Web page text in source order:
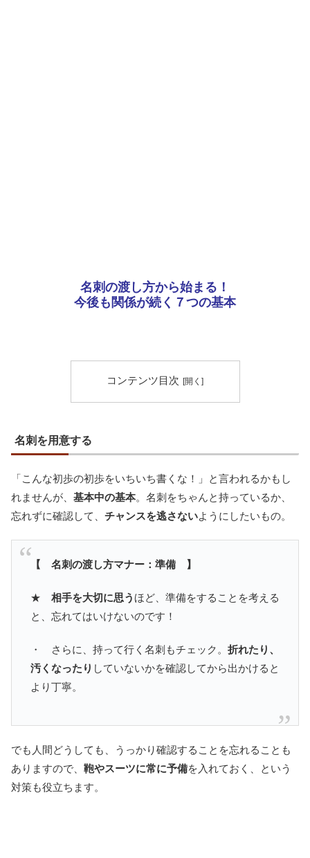
名刺の渡し方から始まる！
今後も関係が続く７つの基本
コンテンツ目次
名刺を用意する
「こんな初歩の初歩をいちいち書くな！」と言われるかもし
れませんが、 基本中の基本。名刺をちゃんと持っているか、
忘れずに確認して、 チャンスを逃さないようにしたいもの。
【 名刺の渡し方マナー：準備 】
★ 相手を大切に思うほど、準備をすることを考える
と、忘れてはいけないのです！
・ さらに、持って行く名刺もチェック。 折れたり、
汚くなったり していないかを確認してから出かけると
より丁寧。
でも人間どうしても、うっかり確認することを忘れることも
ありますので、 鞄やスーツに常に予備を入れておく、という
対策も役立ちます。